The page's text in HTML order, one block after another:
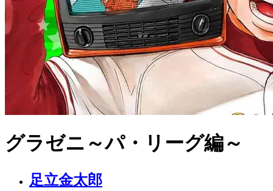
グラゼニ～パ・リーグ編～
足立金太郎